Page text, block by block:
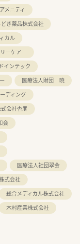
メニティ
き薬品株式会社
カル
ーケア
インテック
医療法人財団 暁
ディング
会社杏朋
会
医療法人社団翠会
式会社
総合メディカル株式会社
木村産業株式会社